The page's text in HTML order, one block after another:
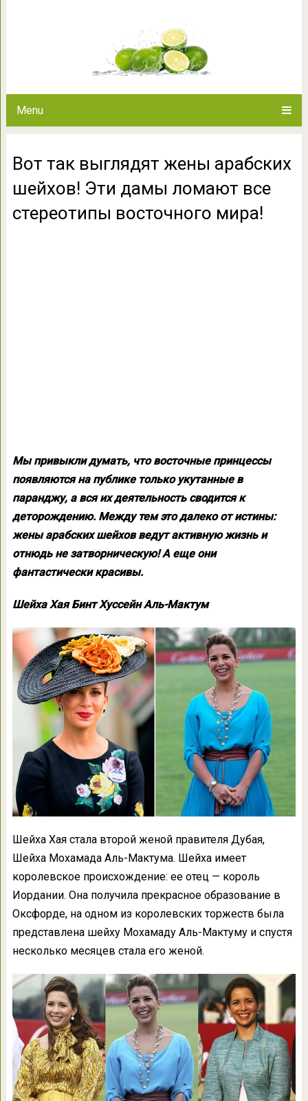
Menu
все стереотипы
Вот так выглядят жены арабских
шейхов! Эти дамы ломают все
стереотипы восточного мира!
Мы привыкли думать, что восточные принцессы
появляются на публике только укутанные в
паранджу, а вся их деятельность сводится к
деторождению. Между тем это далеко от истины:
жены арабских шейхов ведут активную жизнь и
отнюдь не затворническую! А еще они
фантастически красивы.
Шейха Хая Бинт Хуссейн Аль-Мактум
Шейха Хая стала второй женой правителя Дубая,
Шейха Мохамада Аль-Мактума. Шейха имеет
королевское происхождение: ее отец — король
Иордании. Она получила прекрасное образование в
Оксфорде, на одном из королевских торжеств была
представлена шейху Мохамаду Аль-Мактуму и спустя
несколько месяцев стала его женой.